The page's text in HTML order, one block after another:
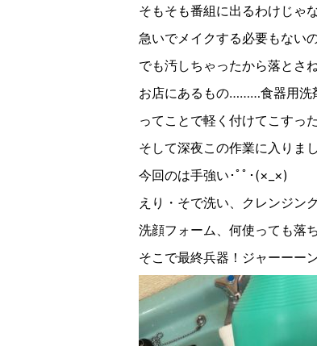
そもそも番組に出るわけじゃ
急いでメイクする必要もない
でも汚しちゃったから落とさ
お店にあるもの………食器用洗
ってことで軽く付けてこすっ
そして深夜この作業に入りまし
今回のは手強い･ﾟﾟ･(×_×)
えり・そで洗い、クレンジン
洗顔フォーム、何使っても落
そこで最終兵器！ジャーーーン